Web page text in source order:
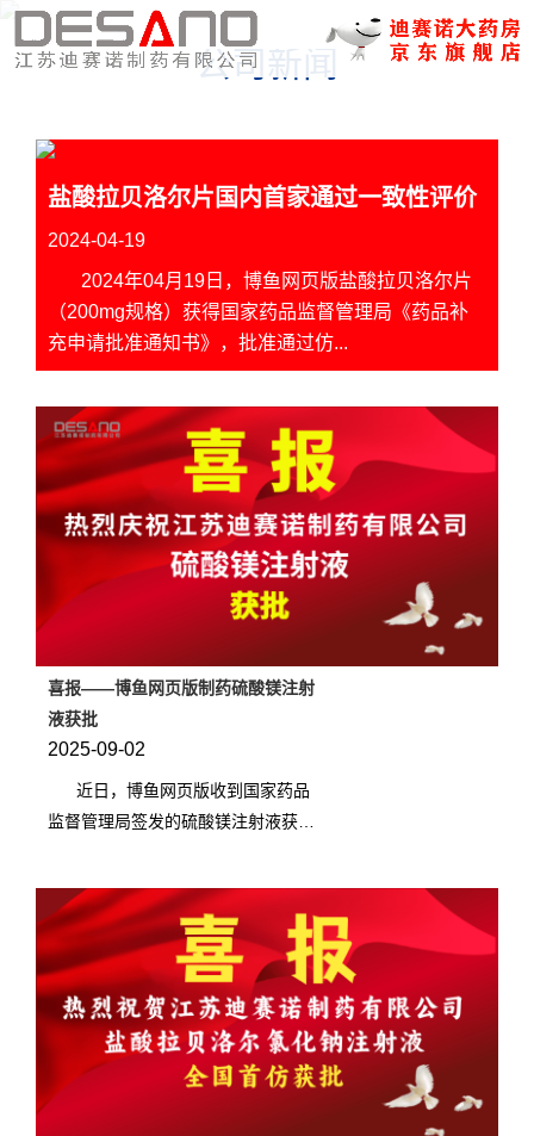
公司新闻
盐酸拉贝洛尔片国内首家通过一致性评价
2024-04-19
2024年04月19日，博鱼网页版盐酸拉贝洛尔片
（200mg规格）获得国家药品监督管理局《药品补
充申请批准通知书》，批准通过仿...
喜报——博鱼网页版制药硫酸镁注射
液获批
2025-09-02
近日，博鱼网页版收到国家药品
监督管理局签发的硫酸镁注射液获批
政务服务门户平台公示。 &nbsp...